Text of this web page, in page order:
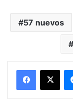
57 nuevos